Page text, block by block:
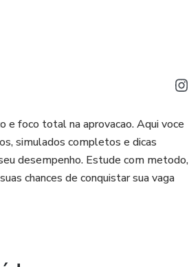
e foco total na aprovacao. Aqui voce
simulados completos e dicas
desempenho. Estude com metodo,
chances de conquistar sua vaga